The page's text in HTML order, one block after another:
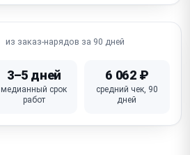
из заказ-нарядов за 90 дней
3–5 дней
медианный срок
работ
6 062 ₽
средний чек, 90
дней